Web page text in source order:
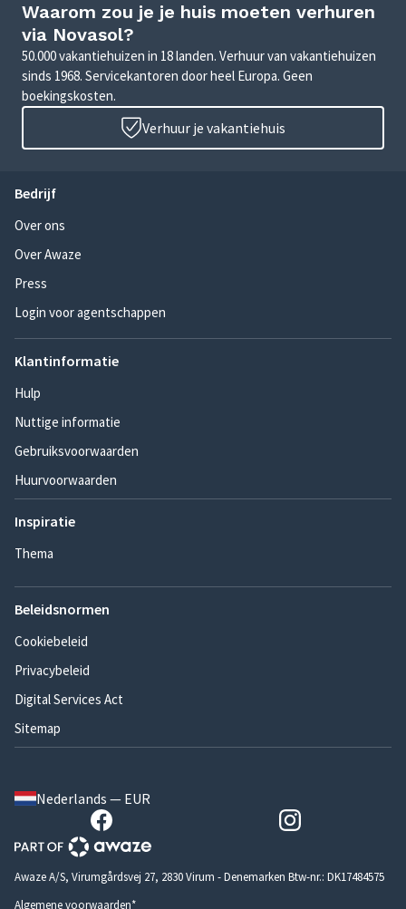
Waarom zou je je huis moeten verhuren
via Novasol?
50.000 vakantiehuizen in 18 landen. Verhuur van vakantiehuizen
sinds 1968. Servicekantoren door heel Europa. Geen
boekingskosten.
Verhuur je vakantiehuis
Bedrijf
Over ons
Over Awaze
Press
Login voor agentschappen
Klantinformatie
Hulp
Nuttige informatie
Gebruiksvoorwaarden
Huurvoorwaarden
Inspiratie
Thema
Beleidsnormen
Cookiebeleid
Privacybeleid
Digital Services Act
Sitemap
Nederlands — EUR
Awaze A/S, Virumgårdsvej 27, 2830 Virum - Denemarken Btw-nr.: DK17484575
Algemene voorwaarden*